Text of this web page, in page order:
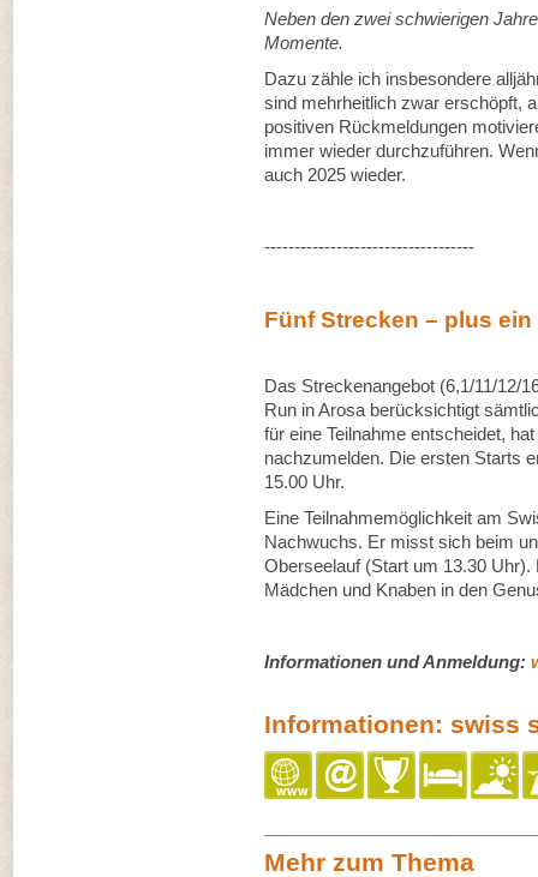
Neben den zwei schwierigen
Momente.
Dazu zähle ich insbesondere
sind mehrheitlich zwar erschöpft,
positiven Rückmeldungen
immer wieder durchzuführen.
auch 2025 wieder.
-----------------------------------
Fünf Strecken – plus
Das Streckenangebot (6,1/11/12/
Run in Arosa berücksichtigt
für eine Teilnahme entscheidet,
nachzumelden. Die ersten Starts
15.00 Uhr.
Eine Teilnahmemöglichkeit am
Nachwuchs. Er misst sich beim
Oberseelauf (Start um 13.30
Mädchen und Knaben in den
Informationen und Anmeldung:
Informationen: swiss
Mehr zum Thema